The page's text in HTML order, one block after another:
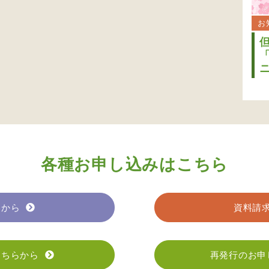
お
各種お申し込みはこちら
ら 資料請
らから 再発行のお